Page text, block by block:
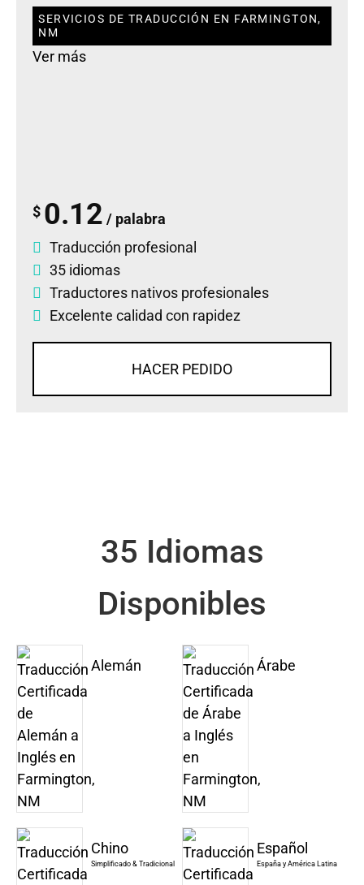
SERVICIOS DE TRADUCCIÓN EN FARMINGTON,
NM
Ver más
$ 0.12 / palabra
Traducción profesional
35 idiomas
Traductores nativos profesionales
Excelente calidad con rapidez
HACER PEDIDO
35 Idiomas
Disponibles
Alemán Árabe
Chino
Simplificado & Tradicional
Español
España y América Latina